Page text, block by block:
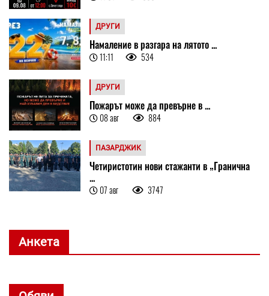
ДРУГИ
Намаление в разгара на лятото ...
11:11 534
ДРУГИ
Пожарът може да превърне в ...
08 авг 884
ПАЗАРДЖИК
Четиристотин нови стажанти в „Гранична
...
07 авг 3747
Анкета